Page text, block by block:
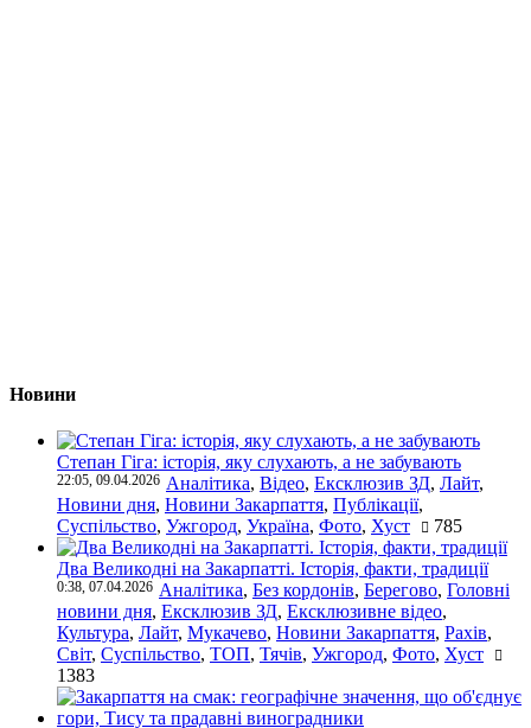
Новини
Степан Гіга: історія, яку слухають, а не забувають
22:05, 09.04.2026 Аналітика, Відео, Ексклюзив ЗД, Лайт,
Новини дня, Новини Закарпаття, Публікації,
Суспільство, Ужгород, Україна, Фото, Хуст 785
Два Великодні на Закарпатті. Історія, факти, традиції
0:38, 07.04.2026 Аналітика, Без кордонів, Берегово, Головні
новини дня, Ексклюзив ЗД, Ексклюзивне відео,
Культура, Лайт, Мукачево, Новини Закарпаття, Рахів,
Світ, Суспільство, ТОП, Тячів, Ужгород, Фото, Хуст
1383